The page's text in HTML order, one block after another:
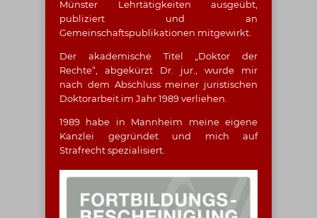
Münster Lehrtätigkeiten ausgeübt,
publiziert und an
Gemeinschaftspublikationen mitgewirkt.
Der akademische Titel „Doktor der
Rechte“, abgekürzt Dr. jur., wurde mir
nach dem Abschluss meiner juristischen
Doktorarbeit im Jahr 1989 verliehen.
1989 habe in Mannheim meine eigene
Kanzlei gegründet und mich auf
Strafrecht spezialisiert.